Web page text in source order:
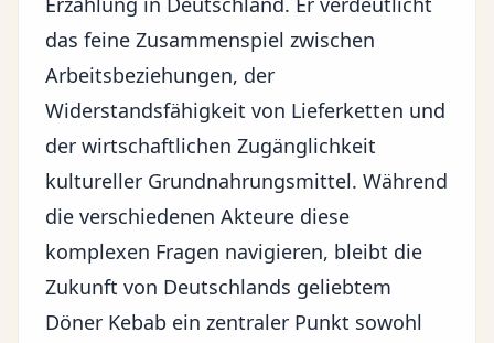
das feine Zusammenspiel zwischen
Arbeitsbeziehungen, der
Widerstandsfähigkeit von Lieferketten und
der wirtschaftlichen Zugänglichkeit
kultureller Grundnahrungsmittel. Während
die verschiedenen Akteure diese
komplexen Fragen navigieren, bleibt die
Zukunft von Deutschlands geliebtem
Döner Kebab ein zentraler Punkt sowohl